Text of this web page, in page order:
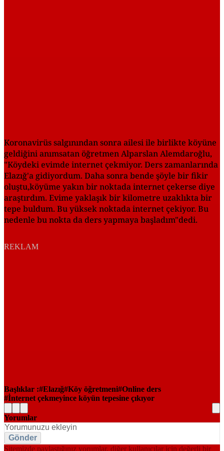
Koronavirüs salgınından sonra ailesi ile birlikte köyüne
geldiğini anımsatan öğretmen Alparslan Alemdaroğlu,
"Köydeki evimde internet çekmiyor. Ders zamanlarında
Elazığ'a gidiyordum. Daha sonra bende şöyle bir fikir
oluştu,köyüme yakın bir noktada internet çekerse diye
araştırdım. Evime yaklaşık bir kilometre uzaklıkta bir
tepe buldum. Bu yüksek noktada internet çekiyor. Bu
nedenle bu nokta da ders yapmaya başladım"dedi.
REKLAM
Başlıklar : Elazığ Köy öğretmeni Online ders
İnternet çekmeyince köyün tepesine çıkıyor
Yorumlar
Gönder
Sitemizde paylaştığınız yorumlar, diğer kullanıcılar için değerli bir